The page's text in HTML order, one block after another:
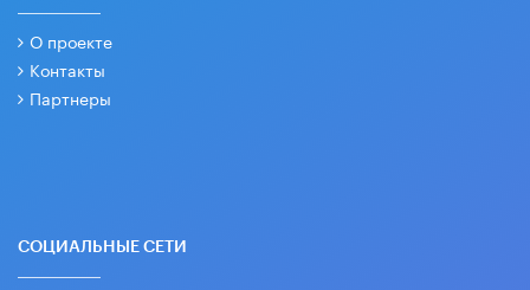
О проекте
Контакты
Партнеры
СОЦИАЛЬНЫЕ СЕТИ